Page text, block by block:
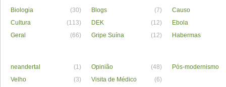
Biologia (30) Blogs (7)
Causo
Cultura
(113) DEK (12)
Ebola
Geral
(66) Gripe Suína (12) Habermas
neandertal (1) Opinião (48)
Pós-modernismo
Velho
(3) Visita de Médico (6)